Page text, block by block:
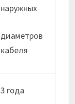
наружных
диаметров
кабеля
3 года